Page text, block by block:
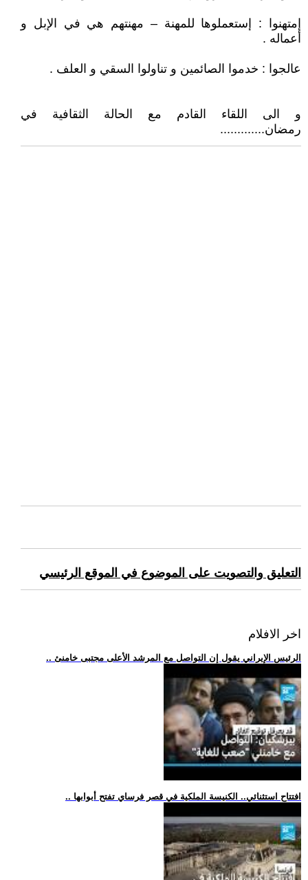
إمتهنوا : إستعملوها للمهنة – مهنتهم هي في الإبل و
أعماله .
عالجوا : خدموا الصائمين و تناولوا السقي و العلف .
و الى اللقاء القادم مع الحالة الثقافية في
رمضان.............
التعليق والتصويت على الموضوع في الموقع الرئيسي
اخر الافلام
.. الرئيس الإيراني يقول إن التواصل مع المرشد الأعلى مجتبى خامنئ
.. افتتاح استثنائي.. الكنيسة الملكية في قصر فرساي تفتح أبوابها